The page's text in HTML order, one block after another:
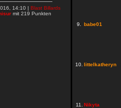
14:10 | Blast Billards
mit 219 Punkten
9. babe01
10. littelkatheryn
11. Nikyta